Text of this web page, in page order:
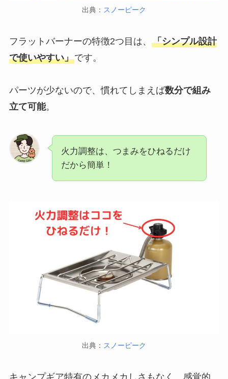
出典： スノーピーク
フラットバーナーの特徴2つ目は、 「シンプル設計
で使いやすい」です。
パーツが少ないので、慣れてしまえば数分で組み
立て可能。
火力調整は、つまみをひねるだけ
だから簡単！
出典： スノーピーク
キャンプギア特有のメカメカしさもなく、感覚的